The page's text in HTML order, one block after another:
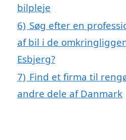
bilpleje
6) Søg efter en
af bil i de
Esbjerg?
7) Find et firma til
andre dele af Danmark